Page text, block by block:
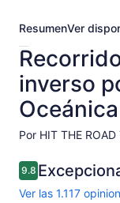
ResumenVer
inverso
Oceánica
Por HIT THE ROAD
9.89.8 de 10
Ver las 1.117